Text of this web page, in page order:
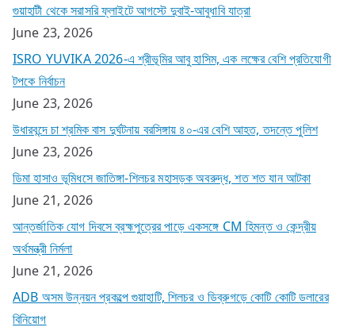
গুয়াহাটী থেকে সরাসরি ফ্লাইটে আগস্টে দুবাই-আবুধাবি যাত্রা
June 23, 2026
ISRO YUVIKA 2026-এ শ্রীভূমির আবু হাসিম, এক লক্ষের বেশি প্রতিযোগী
টপকে নির্বাচন
June 23, 2026
উধারবন্দে চা শ্রমিক বাস দুর্ঘটনায় বরসিঙ্গায় ৪০-এর বেশি আহত, তদন্তে পুলিশ
June 23, 2026
ডিমা হাসাও ভূমিধসে জাতিঙ্গা-শিলচর মহাসড়ক অবরুদ্ধ, শত শত যান আটকা
June 21, 2026
আন্তর্জাতিক যোগ দিবসে ব্রহ্মপুত্রের পাড়ে একসঙ্গে CM হিমন্ত ও কেন্দ্রীয়
অর্থমন্ত্রী নির্মলা
June 21, 2026
ADB অসম উন্নয়ন প্রকল্পে গুয়াহাটি, শিলচর ও ডিব্রুগড়ে কোটি কোটি ডলারের
বিনিয়োগ